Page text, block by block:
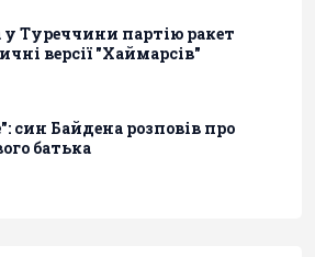
Туреччини партію ракет
версії "Хаймарсів"
син Байдена розповів про
батька